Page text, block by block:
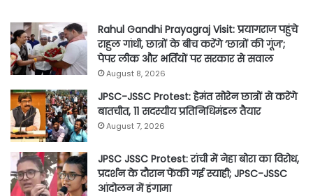
Rahul Gandhi Prayagraj Visit: प्रयागराज पहुंचे
राहुल गांधी, छात्रों के बीच करेंगे ‘छात्रों की गूंज’;
पेपर लीक और भर्तियों पर सरकार से सवाल
August 8, 2026
JPSC-JSSC Protest: हेमंत सोरेन छात्रों से करेंगे
बातचीत, 11 सदस्यीय प्रतिनिधिमंडल तैयार
August 7, 2026
JPSC JSSC Protest: रांची में नेहा बोरा का विरोध,
प्रदर्शन के दौरान फेंकी गई स्याही; JPSC-JSSC
आंदोलन में हंगामा